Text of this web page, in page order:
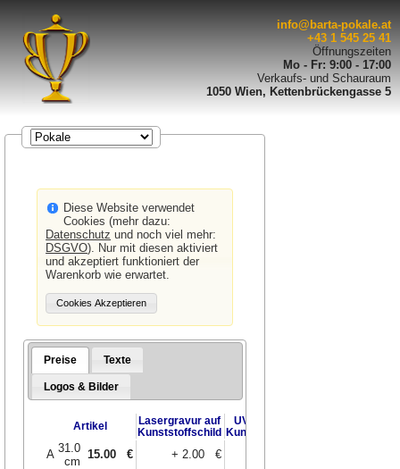
info@barta-pokale.at
+43 1 545 25 41
Öffnungszeiten
Mo - Fr: 9:00 - 17:00
Verkaufs- und Schauraum
1050 Wien, Kettenbrückengasse 5
Diese Website verwendet
Cookies (mehr dazu:
Datenschutz und noch viel mehr:
DSGVO). Nur mit diesen aktiviert
und akzeptiert funktioniert der
Warenkorb wie erwartet.
Preise Texte
Logos & Bilder
Artikel
Lasergravur auf
Kunststoffschild
UV-Druck auf
Kunststoffschild
A 31.0
cm
15.00 € + 2.00 €